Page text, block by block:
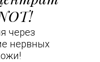
через
нервных